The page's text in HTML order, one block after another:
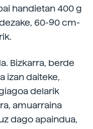
handietan 400 g
60-90 cm-
Bizkarra, berde
izan daiteke,
delarik
amuarraina
dago apaindua,